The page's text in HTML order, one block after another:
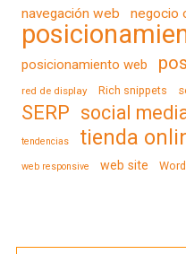
navegación web
negocio
posicionamiento web
red de display Rich snippets
SERP social
tendencias tienda
web responsive web site